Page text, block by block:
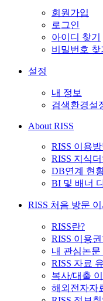
회원가입
로그인
아이디 찾기
비밀번호 찾
설정
내 정보
검색환경설
About RISS
RISS 이용방
RISS 지식더
DB연계 현
BI 및 배너
RISS 처음 방문
RISS란?
RISS 이용
내 관심논문
RISS 자료
복사/대출
해외전자자